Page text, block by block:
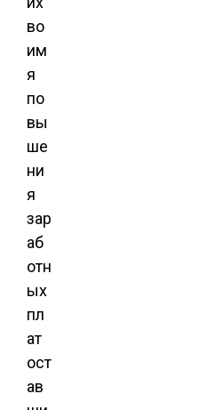
во
им
я
по
вы
ше
ни
я
зар
аб
отн
ых
пл
ат
ост
ав